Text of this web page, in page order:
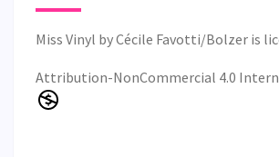
Miss Vinyl byCécile Favotti/Bolzer is
Attribution-NonCommercial 4.0